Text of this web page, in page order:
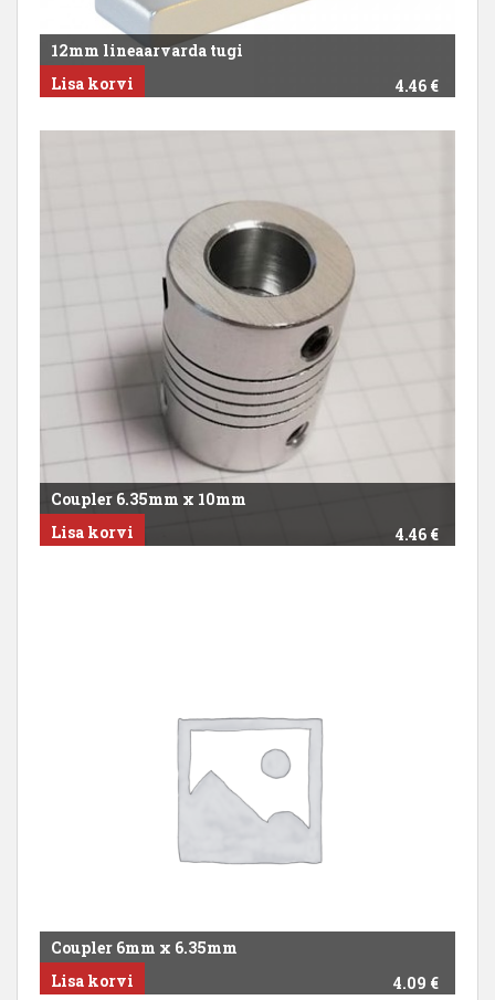
12mm lineaarvarda tugi
4.46 €
Lisa korvi
Coupler 6.35mm x 10mm
4.46 €
Lisa korvi
Coupler 6mm x 6.35mm
4.09 €
Lisa korvi